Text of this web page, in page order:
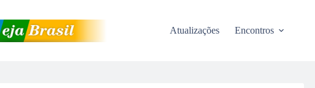
Atualizações Encontros